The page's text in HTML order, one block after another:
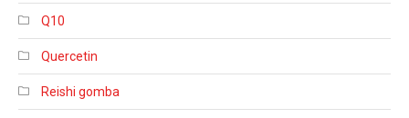
Q10
Quercetin
Reishi gomba